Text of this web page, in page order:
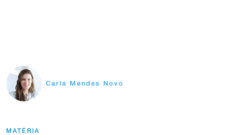
Carla Mendes Novo
MATÉRIA